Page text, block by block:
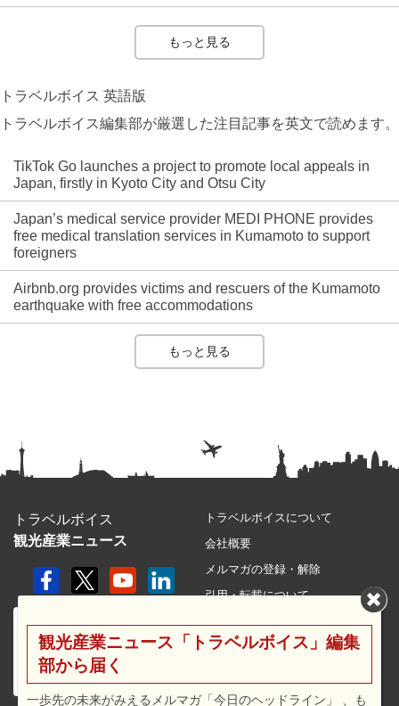
もっと見る
トラベルボイス 英語版
トラベルボイス編集部が厳選した注目記事を英文で読めます。
TikTok Go launches a project to promote local appeals in
Japan, firstly in Kyoto City and Otsu City
Japan’s medical service provider MEDI PHONE provides
free medical translation services in Kumamoto to support
foreigners
Airbnb.org provides victims and rescuers of the Kumamoto
earthquake with free accommodations
もっと見る
トラベルボイス
観光産業ニュース
トラベルボイスについて
会社概要
メルマガの登録・解除
引用・転載について
利用規約
広告メニュー・料金
観光産業ニュース「トラベルボイス」編集
部から届く
一歩先の未来がみえるメルマガ「今日のヘッドライン」 、も